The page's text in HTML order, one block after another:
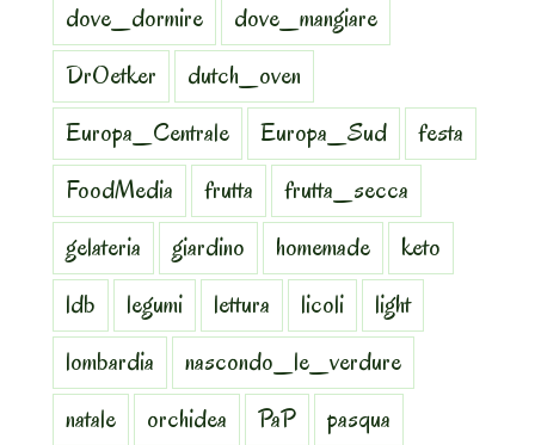
dove_dormire
dove_mangiare
DrOetker
dutch_oven
Europa_Centrale
Europa_Sud
festa
FoodMedia
frutta
frutta_secca
gelateria
giardino homemade
keto
ldb
legumi lettura licoli
light
lombardia
nascondo_le_verdure
natale
orchidea PaP
pasqua